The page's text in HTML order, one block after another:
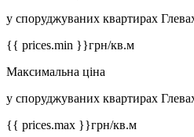
у споруджуваних квартирах
{{ prices.min }}грн/кв.м
Максимальна ціна
у споруджуваних квартирах
{{ prices.max }}грн/кв.м